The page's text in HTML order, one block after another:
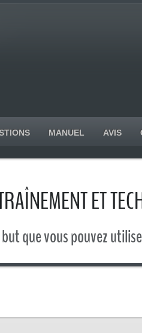
MANUEL AVIS
ET
que vous pouvez